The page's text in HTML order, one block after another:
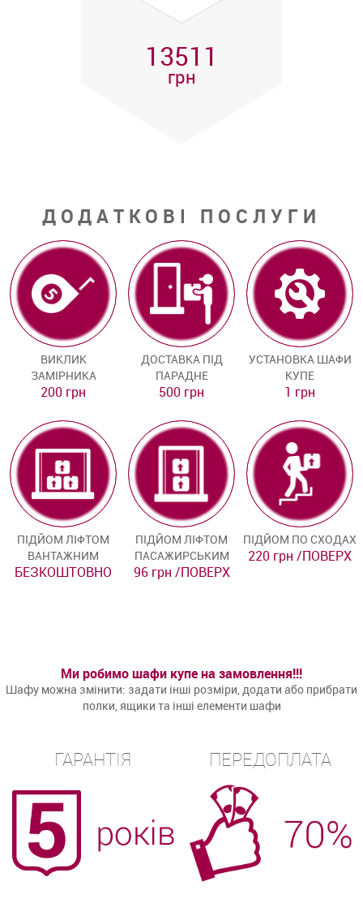
13511
грн
ДОДАТКОВІ ПОСЛУГИ
ВИКЛИК
ЗАМІРНИКА
200 грн
ДОСТАВКА ПІД
ПАРАДНЕ
500 грн
УСТАНОВКА ШАФИ
КУПЕ
1 грн
ПІДЙОМ ЛІФТОМ
ВАНТАЖНИМ
БЕЗКОШТОВНО
ПІДЙОМ ЛІФТОМ
ПАСАЖИРСЬКИМ
96 грн /ПОВЕРХ
ПІДЙОМ ПО СХОДАХ
220 грн /ПОВЕРХ
Ми робимо шафи купе на замовлення!!!
Шафу можна змінити: задати інші розміри, додати або прибрати
полки, ящики та інші елементи шафи
ГАРАНТІЯ ПЕРЕДОПЛАТА